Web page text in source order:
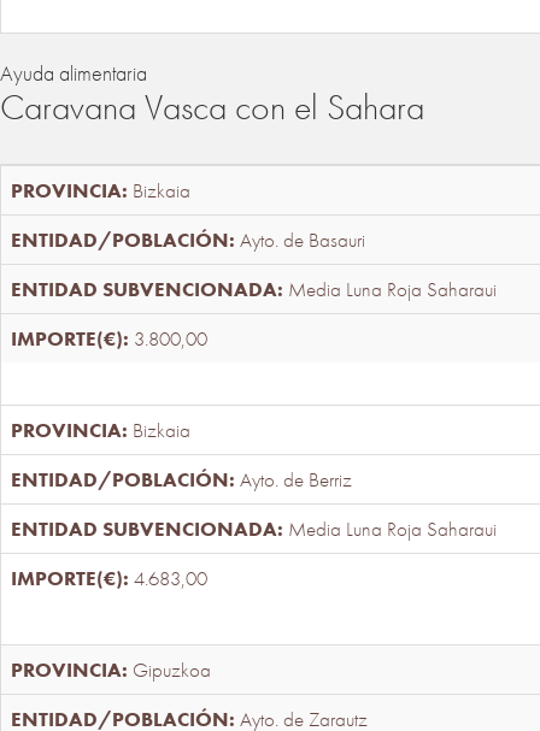
Ayuda alimentaria
Caravana Vasca con el Sahara
Bizkaia
Ayto. de Basauri
Media Luna Roja Saharaui
3.800,00
Bizkaia
Ayto. de Berriz
Media Luna Roja Saharaui
4.683,00
Gipuzkoa
Ayto. de Zarautz